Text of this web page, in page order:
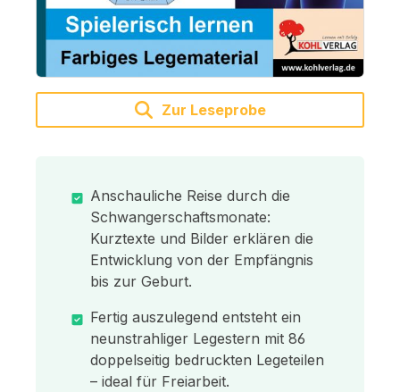
Zur Leseprobe
Anschauliche Reise durch die
Schwangerschaftsmonate:
Kurztexte und Bilder erklären die
Entwicklung von der Empfängnis
bis zur Geburt.
Fertig auszulegend entsteht ein
neunstrahliger Legestern mit 86
doppelseitig bedruckten Legeteilen
– ideal für Freiarbeit.